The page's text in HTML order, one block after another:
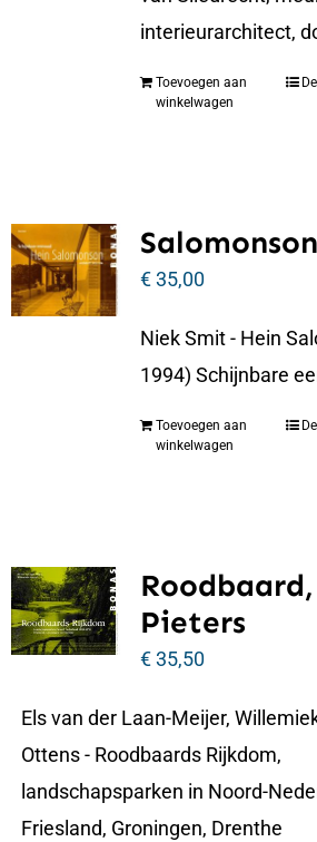
interieurarchitect,
Toevoegen aan
winkelwagen
€35,00
Niek Smit - Hein
1994) Schijnbare
Toevoegen aan
winkelwagen
Pieters
€35,50
Els van der Laan-Meijer,
Ottens - Roodbaards Rijkdom,
landschapsparken in Noord-
Friesland, Groningen, Drenthe